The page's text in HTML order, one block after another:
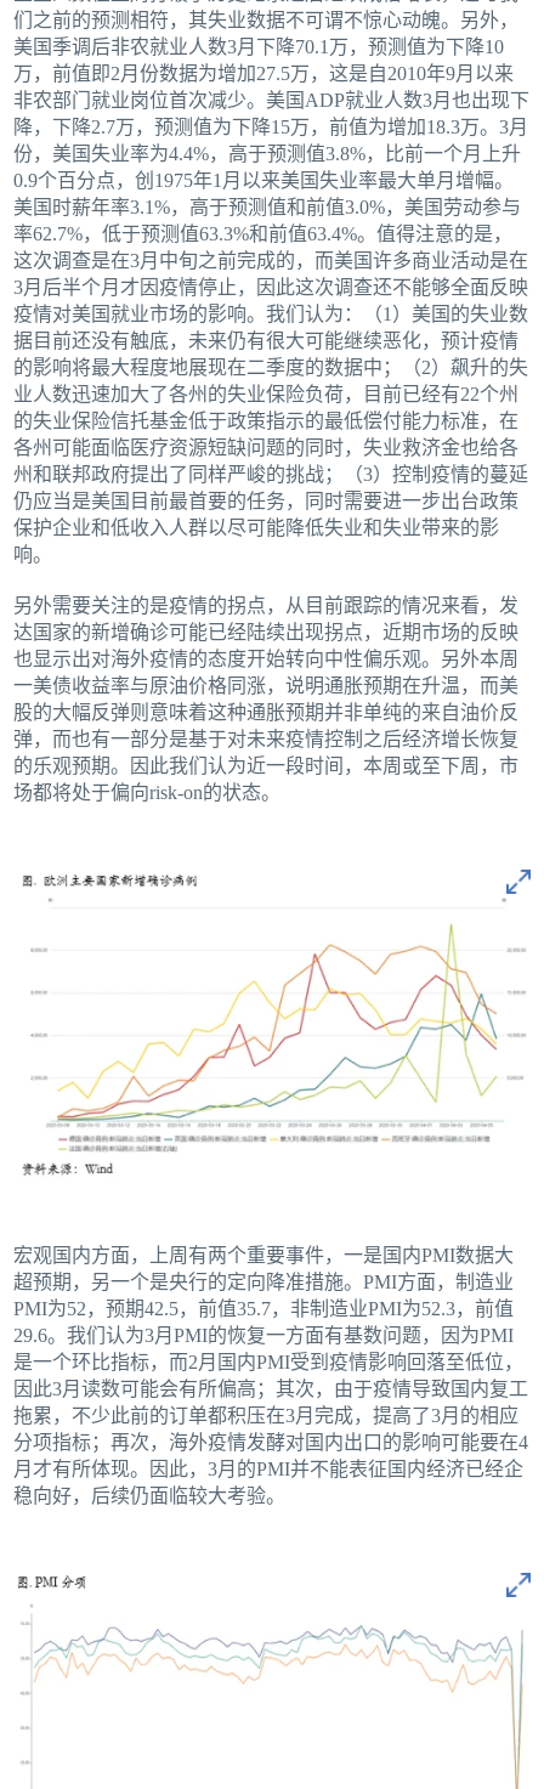
们之前的预测相符，其失业数据不可谓不惊心动魄。另外，
美国季调后非农就业人数3月下降70.1万，预测值为下降10
万，前值即2月份数据为增加27.5万，这是自2010年9月以来
非农部门就业岗位首次减少。美国ADP就业人数3月也出现下
降，下降2.7万，预测值为下降15万，前值为增加18.3万。3月
份，美国失业率为4.4%，高于预测值3.8%，比前一个月上升
0.9个百分点，创1975年1月以来美国失业率最大单月增幅。
美国时薪年率3.1%，高于预测值和前值3.0%，美国劳动参与
率62.7%，低于预测值63.3%和前值63.4%。值得注意的是，
这次调查是在3月中旬之前完成的，而美国许多商业活动是在
3月后半个月才因疫情停止，因此这次调查还不能够全面反映
疫情对美国就业市场的影响。我们认为：（1）美国的失业数
据目前还没有触底，未来仍有很大可能继续恶化，预计疫情
的影响将最大程度地展现在二季度的数据中；（2）飙升的失
业人数迅速加大了各州的失业保险负荷，目前已经有22个州
的失业保险信托基金低于政策指示的最低偿付能力标准，在
各州可能面临医疗资源短缺问题的同时，失业救济金也给各
州和联邦政府提出了同样严峻的挑战；（3）控制疫情的蔓延
仍应当是美国目前最首要的任务，同时需要进一步出台政策
保护企业和低收入人群以尽可能降低失业和失业带来的影
响。
另外需要关注的是疫情的拐点，从目前跟踪的情况来看，发
达国家的新增确诊可能已经陆续出现拐点，近期市场的反映
也显示出对海外疫情的态度开始转向中性偏乐观。另外本周
一美债收益率与原油价格同涨，说明通胀预期在升温，而美
股的大幅反弹则意味着这种通胀预期并非单纯的来自油价反
弹，而也有一部分是基于对未来疫情控制之后经济增长恢复
的乐观预期。因此我们认为近一段时间，本周或至下周，市
场都将处于偏向risk-on的状态。
宏观国内方面，上周有两个重要事件，一是国内PMI数据大
超预期，另一个是央行的定向降准措施。PMI方面，制造业
PMI为52，预期42.5，前值35.7，非制造业PMI为52.3，前值
29.6。我们认为3月PMI的恢复一方面有基数问题，因为PMI
是一个环比指标，而2月国内PMI受到疫情影响回落至低位，
因此3月读数可能会有所偏高；其次，由于疫情导致国内复工
拖累，不少此前的订单都积压在3月完成，提高了3月的相应
分项指标；再次，海外疫情发酵对国内出口的影响可能要在4
月才有所体现。因此，3月的PMI并不能表征国内经济已经企
稳向好，后续仍面临较大考验。